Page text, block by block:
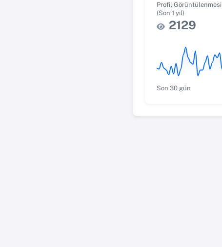
Profil Görüntülenmesi
(Son 1 yıl)
2129
Son 30 gün